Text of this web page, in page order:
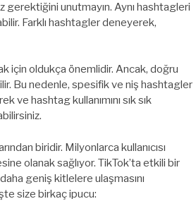
gerektiğini unutmayın. Aynı hashtagleri
Farklı hashtagler deneyerek,
için oldukça önemlidir. Ancak, doğru
Bu nedenle, spesifik ve niş hashtagler
ve hashtag kullanımını sık sık
biridir. Milyonlarca kullanıcısı
olanak sağlıyor. TikTok’ta etkili bir
geniş kitlelere ulaşmasını
size birkaç ipucu: